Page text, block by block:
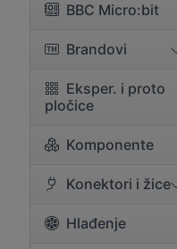
BBC Micro:bit
Brandovi
Eksper. i proto
pločice
Komponente
Konektori i žice
Hlađenje